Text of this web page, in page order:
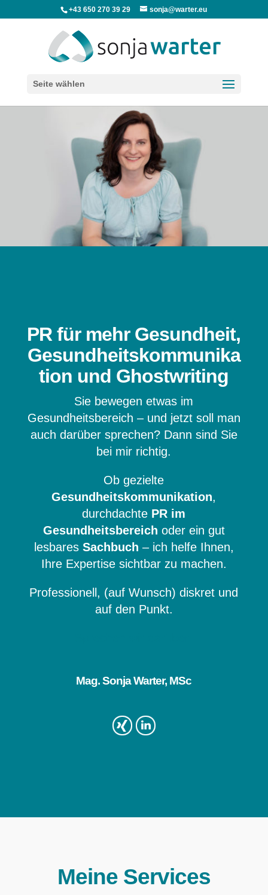
+43 650 270 39 29 sonja@warter.eu
Seite wählen
PR für mehr Gesundheit,
Gesundheitskommunika
tion und Ghostwriting
Sie bewegen etwas im
Gesundheitsbereich – und jetzt soll man
auch darüber sprechen? Dann sind Sie
bei mir richtig.
Ob gezielte
Gesundheitskommunikation,
durchdachte PR im
Gesundheitsbereich oder ein gut
lesbares Sachbuch – ich helfe Ihnen,
Ihre Expertise sichtbar zu machen.
Professionell, (auf Wunsch) diskret und
auf den Punkt.
Mag. Sonja Warter, MSc
Meine Services